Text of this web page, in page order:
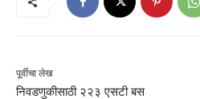
पूर्वीचा लेख
निवडणुकीसाठी २२३ एसटी बस